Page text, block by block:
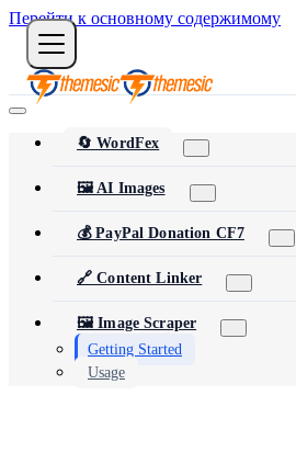
Перейти к основному содержимому
🔄 WordFex
🖼️ AI Images
💰 PayPal Donation CF7
🔗 Content Linker
🖼️ Image Scraper
Getting Started
Usage